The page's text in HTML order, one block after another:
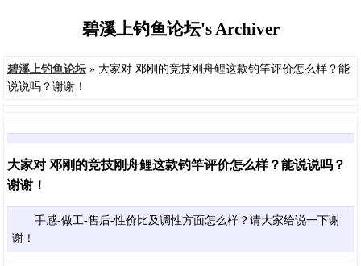
碧溪上钓鱼论坛's Archiver
碧溪上钓鱼论坛» 大家对 邓刚的竞技刚舟鲤这款钓竿评价怎么样？能
说说吗？谢谢！
大家对 邓刚的竞技刚舟鲤这款钓竿评价怎么样？能说说吗？
谢谢！
手感-做工-售后-性价比及调性方面怎么样？请大家给说一下谢
谢！